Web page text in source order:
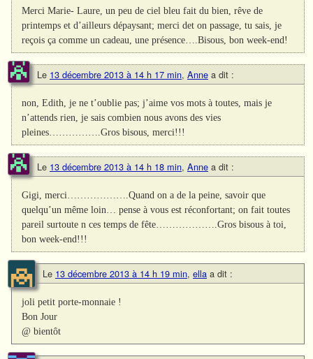
Merci Marie- Laure, un peu de ciel bleu fait du bien, rêve de
printemps et d’ailleurs dépaysant; merci det on passage, tu sais, je
reçois ça comme un cadeau, une présence….Bisous, bon week-end!
Le 13 décembre 2013 à 14 h 17 min, Anne a dit :
non, Edith, je ne t’oublie pas; j’aime vos mots à toutes, mais je
n’attends rien, je sais combien nous avons des vies
pleines…………….Gros bisous, merci!!!
Le 13 décembre 2013 à 14 h 18 min, Anne a dit :
Gigi, merci……………….Quand on a de la peine, savoir que
quelqu’un même loin… pense à vous est réconfortant; on fait toutes
pareil surtoute n ces temps de fête……………….Gros bisous à toi,
bon week-end!!!
Le 13 décembre 2013 à 14 h 19 min, ella a dit :
joli petit porte-monnaie !
Bon Jour
@ bientôt